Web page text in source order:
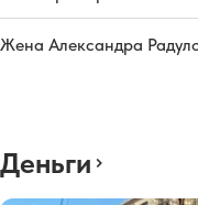
Жена Александра
Деньги